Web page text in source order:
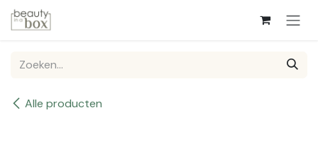
Overslaan naar inhoud
Alle producten